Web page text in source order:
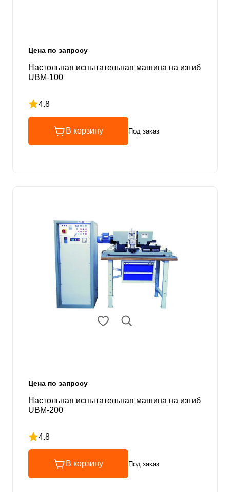
Цена по запросу
Настольная испытательная машина на изгиб
UBM-100
4.8
Рейтинг 4.8 из 5
В корзину Под заказ
Цена по запросу
Настольная испытательная машина на изгиб
UBM-200
4.8
Рейтинг 4.8 из 5
В корзину Под заказ